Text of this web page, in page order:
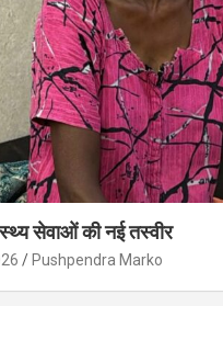
सेवाओं की नई तस्वीर
Pushpendra Marko